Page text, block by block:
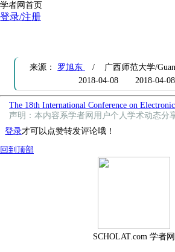
学者网首页
登录/注册
来源： 罗旭东
/ 广西师范大学/
2018-04-08
2018-04-08
The 18th International Conference on Electronic
声明：本内容系学者网用户个人学术动态分
登录才可以点赞转发评论哦！
回到顶部
SCHOLAT.com 学者网